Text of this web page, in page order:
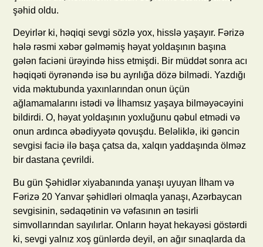
şəhid oldu.
Deyirlər ki, həqiqi sevgi sözlə yox, hisslə yaşayır. Fərizə
hələ rəsmi xəbər gəlməmiş həyat yoldaşının başına
gələn faciəni ürəyində hiss etmişdi. Bir müddət sonra acı
həqiqəti öyrənəndə isə bu ayrılığa dözə bilmədi. Yazdığı
vida məktubunda yaxınlarından onun üçün
ağlamamalarını istədi və İlhamsız yaşaya bilməyəcəyini
bildirdi. O, həyat yoldaşının yoxluğunu qəbul etmədi və
onun ardınca əbədiyyətə qovuşdu. Beləliklə, iki gəncin
sevgisi faciə ilə başa çatsa da, xalqın yaddaşında ölməz
bir dastana çevrildi.
Bu gün Şəhidlər xiyabanında yanaşı uyuyan İlham və
Fərizə 20 Yanvar şəhidləri olmaqla yanaşı, Azərbaycan
sevgisinin, sədaqətinin və vəfasının ən təsirli
simvollarından sayılırlar. Onların həyat hekayəsi göstərdi
ki, sevgi yalnız xoş günlərdə deyil, ən ağır sınaqlarda da